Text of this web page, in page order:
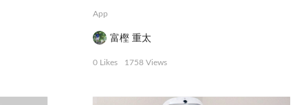
App
富樫 重太
0 Likes 1758 Views